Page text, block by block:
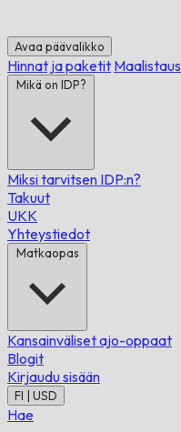
Avaa päävalikko
Hinnat ja paketit Maalistaus
Mikä on IDP?
Miksi tarvitsen IDP:n?
Takuut
UKK
Yhteystiedot
Matkaopas
Kansainväliset ajo-oppaat
Blogit
Kirjaudu sisään
FI | USD
Hae